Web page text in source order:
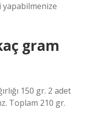
yapabilmenize
gram
150 gr. 2 adet
Toplam 210 gr.